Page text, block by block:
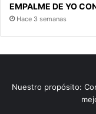
EMPALME DE YO
Hace 3 semanas
Nuestro propósito: